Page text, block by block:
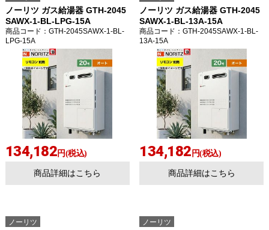
ノーリツ ガス給湯器 GTH-2045
SAWX-1-BL-LPG-15A
商品コード ：GTH-2045SAWX-1-BL-
LPG-15A
134,182円(税込)
商品詳細はこちら
ノーリツ ガス給湯器 GTH-2045
SAWX-1-BL-13A-15A
商品コード ：GTH-2045SAWX-1-BL-
13A-15A
134,182 円(税込)
商品詳細はこちら
ノーリツ ノーリツ
お買い物を続ける カートへ進む